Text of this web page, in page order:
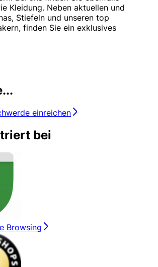
Kleidung. Neben aktuellen und
Stiefeln und unseren top
finden Sie ein exklusives
einreichen
bei
Browsing